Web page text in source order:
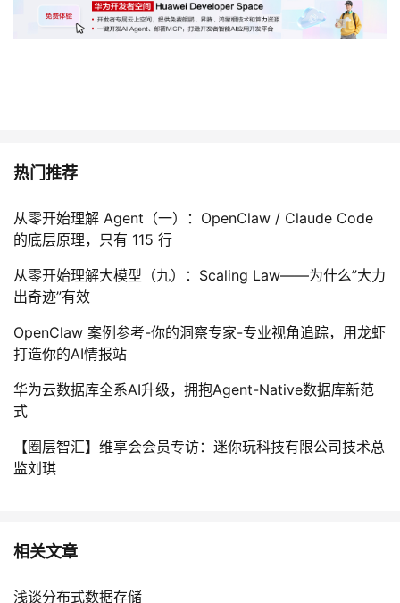
热门推荐
从零开始理解 Agent（一）：OpenClaw / Claude Code
的底层原理，只有 115 行
从零开始理解大模型（九）：Scaling Law——为什么”大力
出奇迹”有效
OpenClaw 案例参考-你的洞察专家-专业视角追踪，用龙虾
打造你的AI情报站
华为云数据库全系AI升级，拥抱Agent-Native数据库新范
式
【圈层智汇】维享会会员专访：迷你玩科技有限公司技术总
监刘琪
相关文章
浅谈分布式数据存储